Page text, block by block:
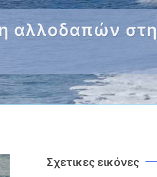
αλλοδαπών στη
Σχετικες εικόνες